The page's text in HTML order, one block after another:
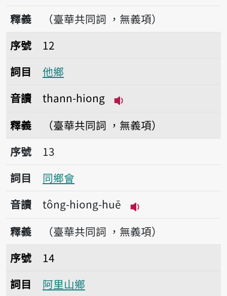
播放音讀ka-hiong
釋義
（臺華共同詞 ，無義項）
序號12他鄉
序號
12
詞目
他鄉
音讀
thann-hiong
釋義
（臺華共同詞 ，無義項）
序號13同鄉會
序號
13
詞目
同鄉會
音讀
tông-hiong-huē
播放音讀tông-
釋義
（臺華共同詞 ，無義項）
序號14阿里山鄉
序號
14
詞目
阿里山鄉